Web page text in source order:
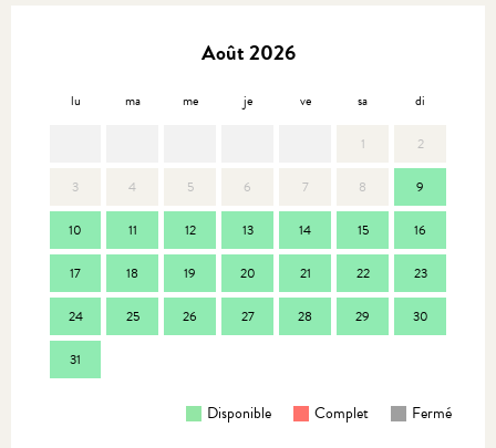
Août 2026
lu ma me je ve sa di
1 2
3 4 5 6 7 8 9
10 11 12 13 14 15 16
17 18 19 20 21 22 23
24 25 26 27 28 29 30
31
Disponible Complet Fermé